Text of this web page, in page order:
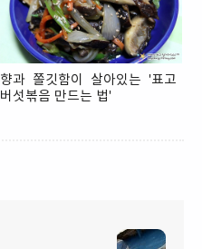
향과 쫄깃함이 살아있는 '표고
버섯볶음 만드는 법'